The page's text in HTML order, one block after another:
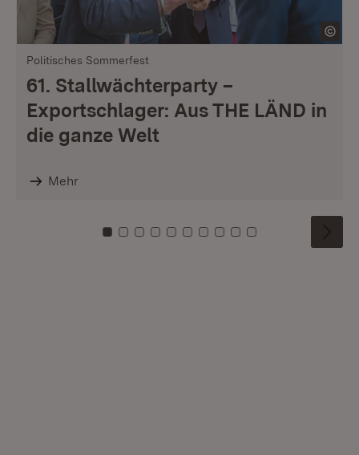
Politisches Sommerfest
61. Stallwächterparty –
Exportschlager: Aus THE LÄND in
die ganze Welt
Mehr
Zu Kachel: 0
Zu Kachel: 1
Zu Kachel: 2
Zu Kachel: 3
Zu Kachel: 4
Zu Kachel: 5
Zu Kachel: 6
Zu Kachel: 7
Zu Kachel: 8
Zu Kachel: 9